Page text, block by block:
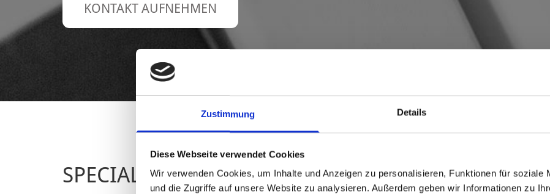
Zustimmung Details
Diese Webseite verwendet Cookies
Wir verwenden Cookies, um Inhalte und Anzeigen zu personalisieren, Funktionen für soziale
und die Zugriffe auf unsere Website zu analysieren. Außerdem geben wir Informationen zu
KONTAKT AUFNEHMEN
SPECIALS DER SEIDEL RECHTSANWÄLTE